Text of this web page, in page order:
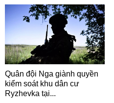
Quân đội Nga giành quyền
kiểm soát khu dân cư
Ryzhevka tại...